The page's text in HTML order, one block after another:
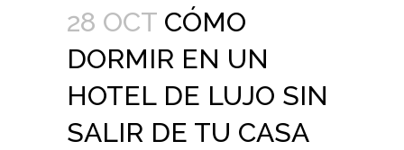
28 OCT CÓMO
DORMIR EN UN
HOTEL DE LUJO SIN
SALIR DE TU CASA